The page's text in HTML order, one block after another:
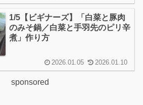
1/5【ビギナーズ】「白菜と豚肉
のみそ鍋／白菜と手羽先のピリ辛
煮」作り方
2026.01.05 2026.01.10
sponsored